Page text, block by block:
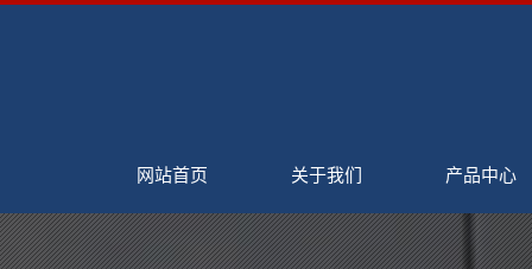
网站首页 关于我们 产品中心